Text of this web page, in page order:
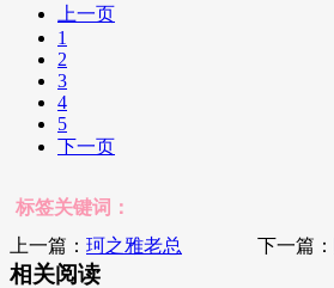
上一页
1
2
3
4
5
下一页
标签关键词：
上一篇： 珂之雅老总 下一篇：
相关阅读